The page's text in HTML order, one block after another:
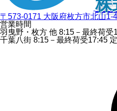
株
〒573-0171 大阪府枚方市北山1-
営業時間
羽曳野・枚方 他 8:15－最終荷受
千葉八街 8:15－最終荷受17:45